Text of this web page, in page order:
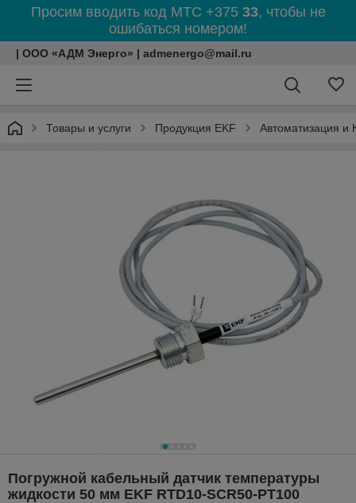
Просим вводить код МТС +375 33, чтобы не
ошибаться номером!
| ООО «АДМ Энерго» | admenergo@mail.ru
Товары и услуги Продукция EKF Автоматизация и
Погружной кабельный датчик температуры
жидкости 50 мм EKF RTD10-SCR50-PT100